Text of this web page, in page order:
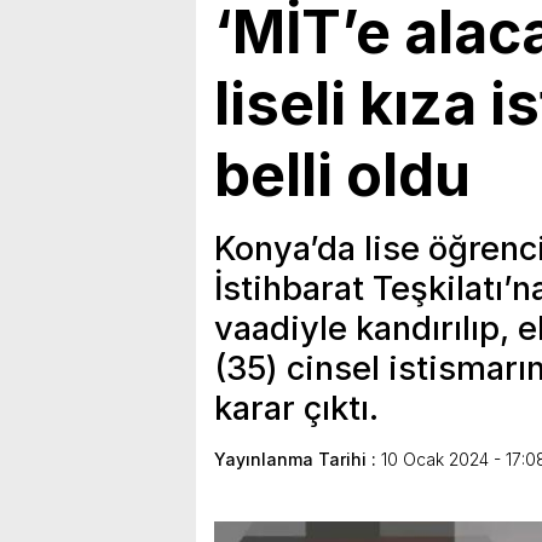
‘MİT’e
liseli kıza
belli oldu
Konya’da lise
İstihbarat
vaadiyle kandırılıp,
(35) cinsel
karar çıktı.
Yayınlanma Tarihi : 10 Ocak 2024 -